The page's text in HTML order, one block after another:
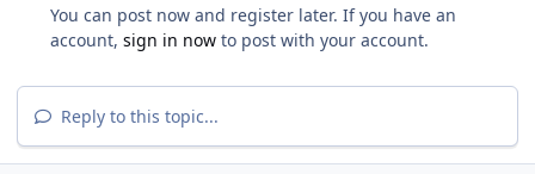
You can post now and register later. If you have an
account, sign in now to post with your account.
Reply to this topic...